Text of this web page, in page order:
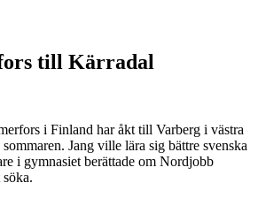
till Kärradal
i Finland har åkt till Varberg i västra
Jang ville lära sig bättre svenska
i gymnasiet berättade om Nordjobb